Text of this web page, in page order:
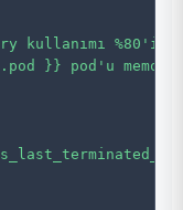
kullanımı %80'i
}} pod'u